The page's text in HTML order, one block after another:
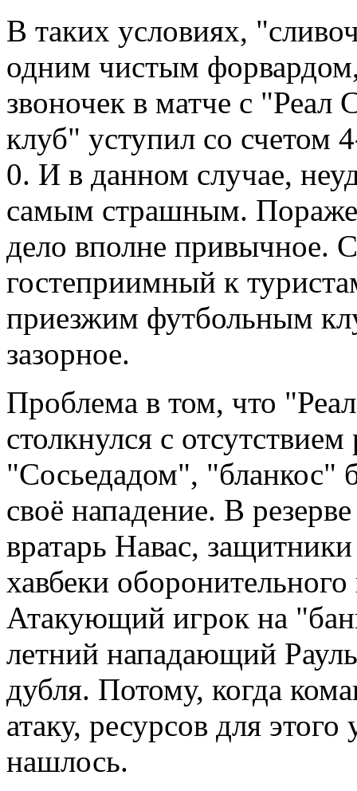
В таких условиях,
одним чистым
звоночек в матче с
клуб" уступил со счетом
0. И в данном случае,
самым страшным.
дело вполне привычное.
гостеприимный к
приезжим футбольным
зазорное.
Проблема в том, что
столкнулся с
"Сосьедадом", "бланкос"
своё нападение. В
вратарь Навас,
хавбеки
Атакующий игрок на
летний нападающий
дубля. Потому, когда
атаку, ресурсов для
нашлось.